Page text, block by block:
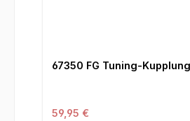
67350 FG Tuning-
Regulärer Preis:
59,95 €